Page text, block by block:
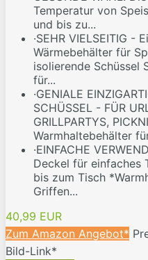
Temperatur von
und bis zu...
·SEHR VIELSEITIG -
Wärmebehälter für
isolierende Schüssel
für...
·GENIALE
SCHÜSSEL - FÜR
GRILLPARTYS,
Warmhaltebehälter
·EINFACHE
Deckel für einfaches
bis zum Tisch
Griffen...
40,99 EUR
Zum Amazon Angebot*
Bild-Link*